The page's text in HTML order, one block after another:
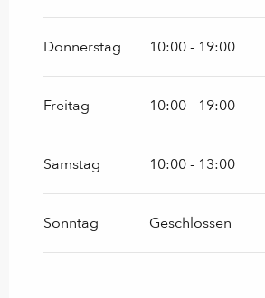
Donnerstag 10:00 - 19:00
Freitag 10:00 - 19:00
Samstag 10:00 - 13:00
Sonntag Geschlossen